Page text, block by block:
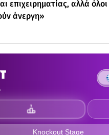
επιχειρηματίας, αλλά όλοι
άνεργη»